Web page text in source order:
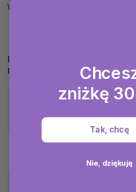
Wyprodukowano w Niemczech.
Bądź pierwszą osobą, która
produktu.
Dodaj ocenę
zniżkę 30
Tak, chcę
Nie, dziękuję